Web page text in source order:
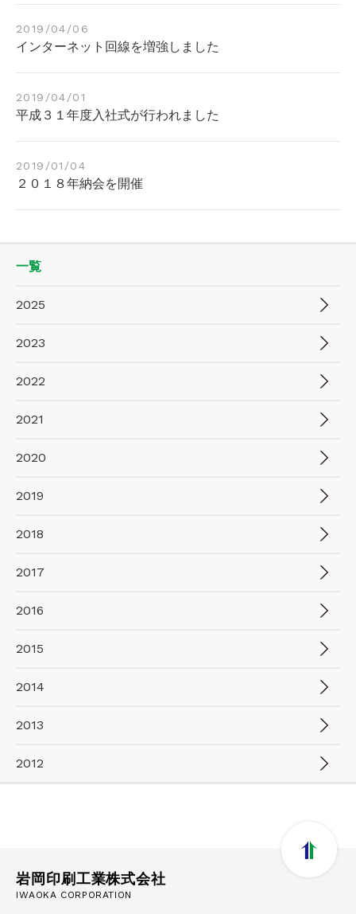
2019/04/06
インターネット回線を増強しました
2019/04/01
平成３１年度入社式が行われました
2019/01/04
２０１８年納会を開催
一覧
2025
2023
2022
2021
2020
2019
2018
2017
2016
2015
2014
2013
2012
岩岡印刷工業株式会社
IWAOKA CORPORATION